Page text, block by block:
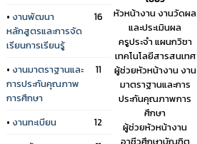
• งานพัฒนา
หลักสูตรและการจัด
เรียนการเรียนรู้
16
• งานมาตราฐานและ
การประกันคุณภาพ
การศึกษา
11
• งานทะเบียน
12
หัวหน้างาน งานวัดผล
และประเมินผล
ครูประจำ แผนกวิชา
เทคโนโลยีสารสนเทศ
ผู้ช่วยหัวหน้างาน งาน
มาตราฐานและการ
ประกันคุณภาพการ
ศึกษา
ผู้ช่วยหัวหน้างาน
อาชีวศึกษาบัณฑิต